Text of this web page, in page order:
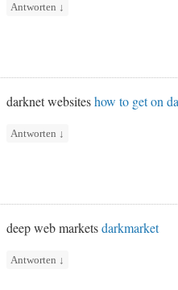
Antworten ↓
darknet websiteshow to get on
Antworten ↓
deep web marketsdarkmarket
Antworten ↓